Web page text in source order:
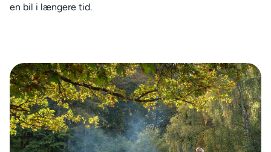
en bil i længere tid.